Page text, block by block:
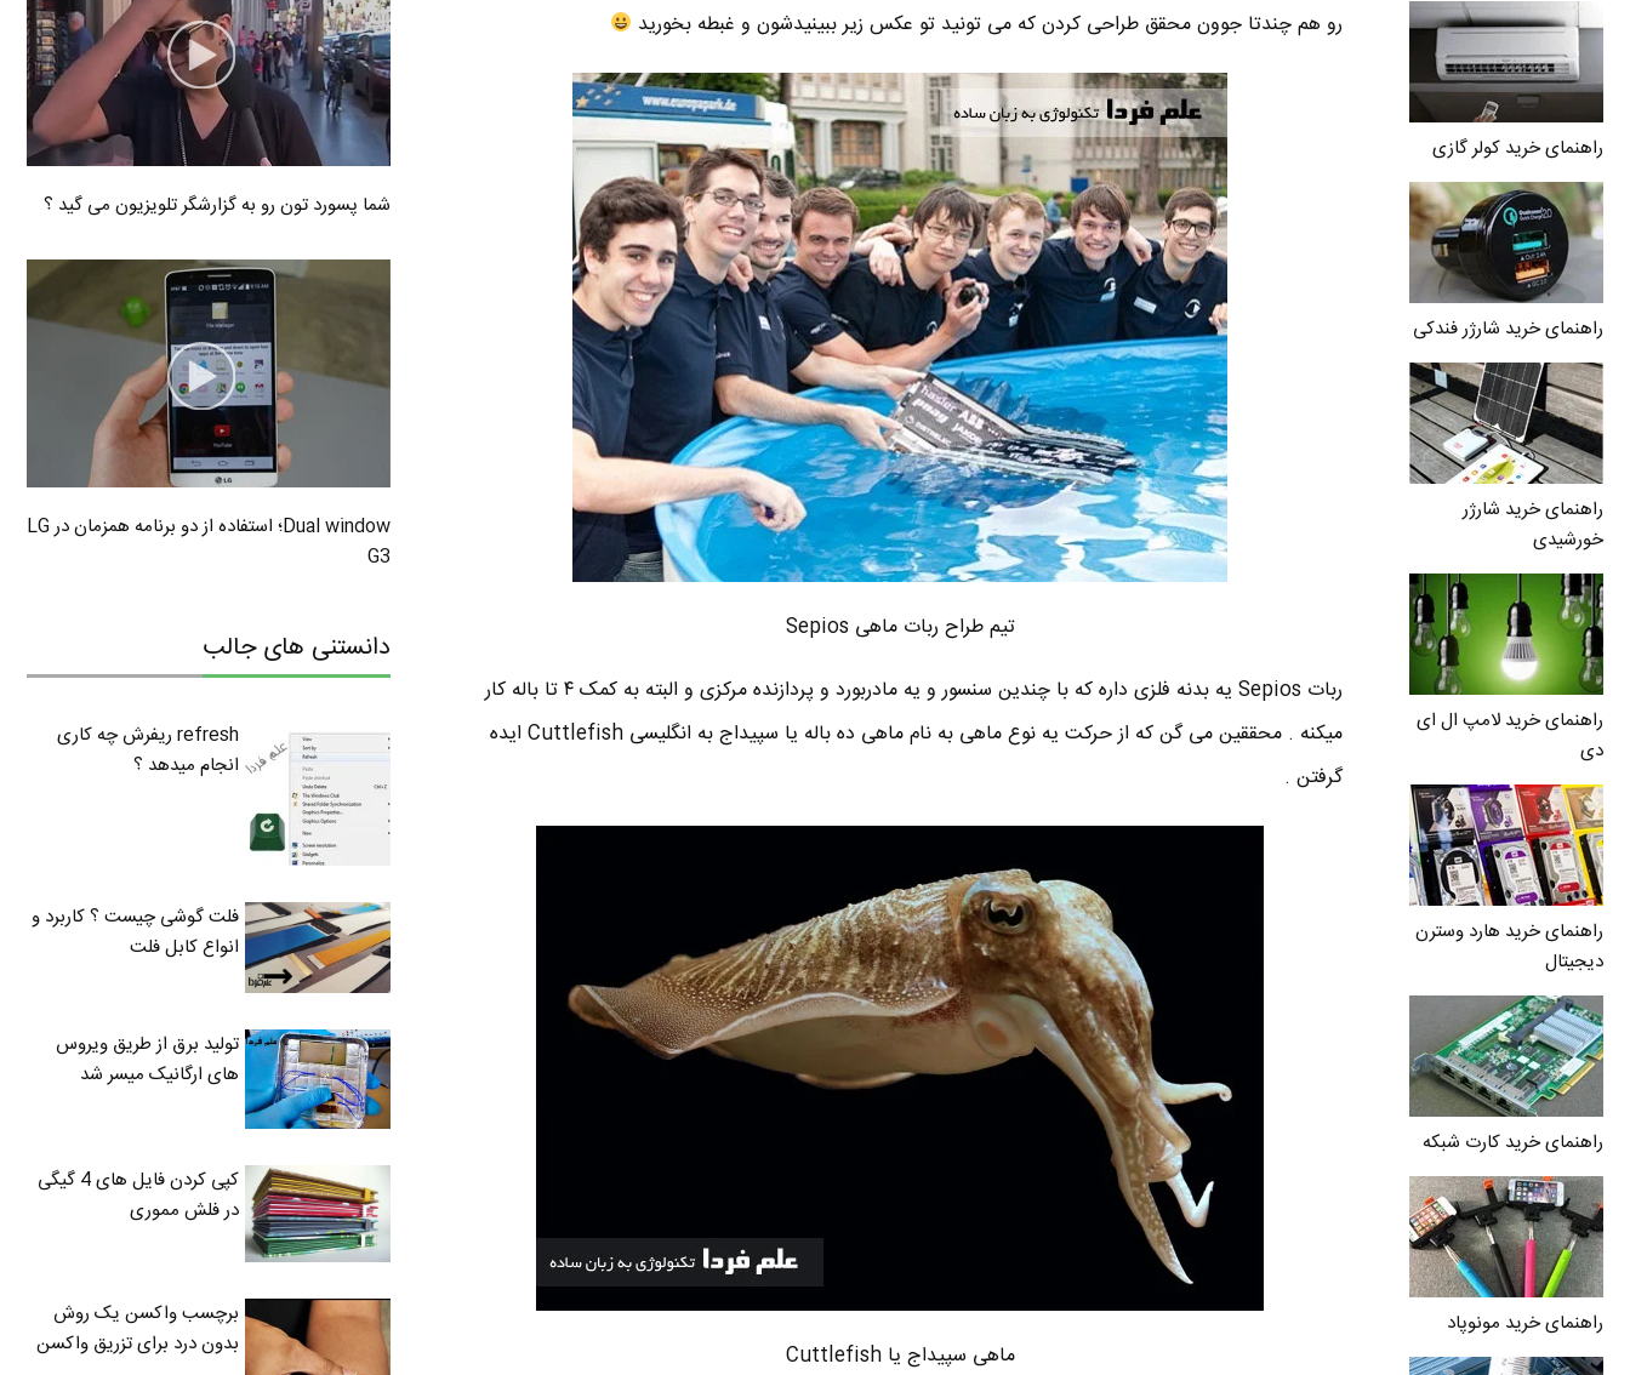
راهنمای خرید کولر گازی
راهنمای خرید شارژر فندکی
راهنمای خرید شارژر
خورشیدی
راهنمای خرید لامپ ال ای
دی
راهنمای خرید هارد وسترن
دیجیتال
راهنمای خرید کارت شبکه
راهنمای خرید مونوپاد
رو هم چندتا جوون محقق طراحی کردن که می تونید تو عکس زیر ببینیدشون و غبطه بخورید
تیم طراح ربات ماهی Sepios
ربات Sepios یه بدنه فلزی داره که با چندین سنسور و یه مادربورد و پردازنده مرکزی و البته به کمک ۴ تا باله کار
میکنه . محققین می گن که از حرکت یه نوع ماهی به نام ماهی ده باله یا سپیداج به انگلیسی Cuttlefish ایده
گرفتن .
ماهی سپیداج یا Cuttlefish
شما پسورد تون رو به گزارشگر تلویزیون می گید ؟
Dual window؛ استفاده از دو برنامه همزمان در LG
G3
دانستنی های جالب
refresh ریفرش چه کاری
انجام میدهد ؟
فلت گوشی چیست ؟ کاربرد و
انواع کابل فلت
تولید برق از طریق ویروس
های ارگانیک میسر شد
کپی کردن فایل های 4 گیگی
در فلش مموری
برچسب واکسن یک روش
بدون درد برای تزریق واکسن